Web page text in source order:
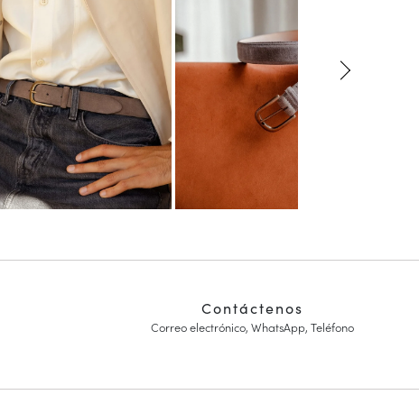
Contáctenos
Correo electrónico, WhatsApp, Teléfono